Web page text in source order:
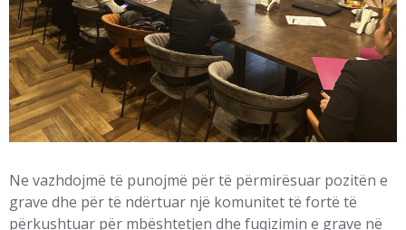
Ne vazhdojmë të punojmë për të përmirësuar pozitën e
grave dhe për të ndërtuar një komunitet të fortë të
përkushtuar për mbështetjen dhe fuqizimin e grave në